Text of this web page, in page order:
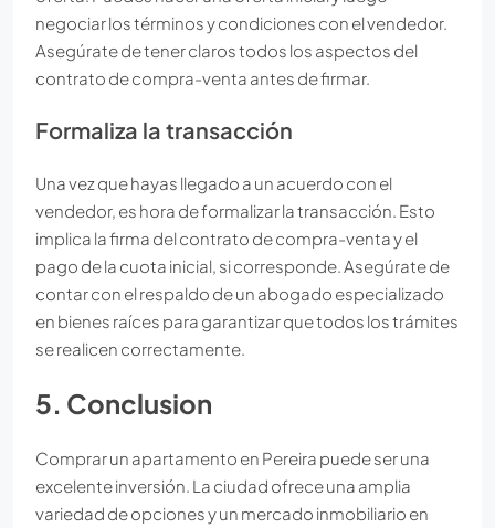
negociar los términos y condiciones con el vendedor.
Asegúrate de tener claros todos los aspectos del
contrato de compra-venta antes de firmar.
Formaliza la transacción
Una vez que hayas llegado a un acuerdo con el
vendedor, es hora de formalizar la transacción. Esto
implica la firma del contrato de compra-venta y el
pago de la cuota inicial, si corresponde. Asegúrate de
contar con el respaldo de un abogado especializado
en bienes raíces para garantizar que todos los trámites
se realicen correctamente.
5. Conclusion
Comprar un apartamento en Pereira puede ser una
excelente inversión. La ciudad ofrece una amplia
variedad de opciones y un mercado inmobiliario en